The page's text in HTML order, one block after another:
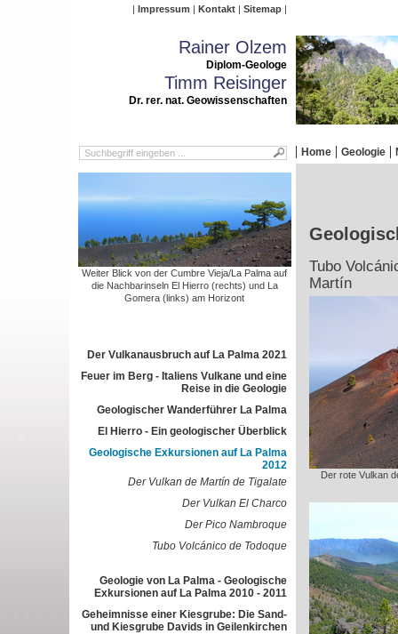
Impressum Kontakt Sitemap
Rainer Olzem
Diplom-Geologe
Timm Reisinger
Dr. rer. nat. Geowissenschaften
Home Geologie
Weiter Blick von der Cumbre Vieja/La Palma auf
die Nachbarinseln El Hierro (rechts) und La
Gomera (links) am Horizont
Der Vulkanausbruch auf La Palma 2021
Feuer im Berg - Italiens Vulkane und eine
Reise in die Geologie
Geologischer Wanderführer La Palma
El Hierro - Ein geologischer Überblick
Geologische Exkursionen auf La Palma
2012
Der Vulkan de Martín de Tigalate
Der Vulkan El Charco
Der Pico Nambroque
Tubo Volcánico de Todoque
Geologie von La Palma - Geologische
Exkursionen auf La Palma 2010 - 2011
Geheimnisse einer Kiesgrube: Die Sand-
und Kiesgrube Davids in Geilenkirchen
Tubo
Martín
Der rote Vulkan